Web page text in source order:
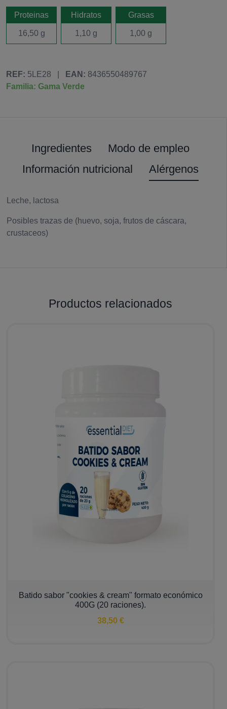
Proteinas
16,50 g
Hidratos
1,10 g
Grasas
1,00 g
REF: 5LE28 EAN: 8436550489767
Familia: Gama Verde
Ingredientes
Modo de empleo
Información nutricional
Alérgenos
Leche, lactosa
Posibles trazas de (huevo, soja, frutos de cáscara,
crustaceos)
Productos relacionados
Batido sabor "cookies & cream" formato económico
400G (20 raciones).
38,50 €